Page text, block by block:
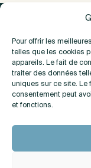
Pour offrir les
telles que les cookies
appareils. Le fait de
traiter des données
uniques sur ce site. Le
consentement peut
et fonctions.